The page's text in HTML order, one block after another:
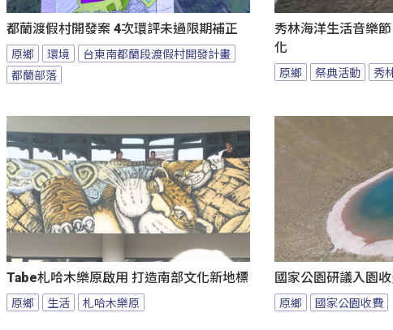
都蘭渡假村開發案 4次環評未過限期補正
原鄉 環境
台東南都蘭段渡假村開發計畫
都蘭部落
秀林海洋生活音樂
化
原鄉 祭典活動 秀
Tabe札哈木樂原啟用 打造南部文化新地標
原鄉 生活 札哈木樂原
國家公園研議入園
原鄉 國家公園收費